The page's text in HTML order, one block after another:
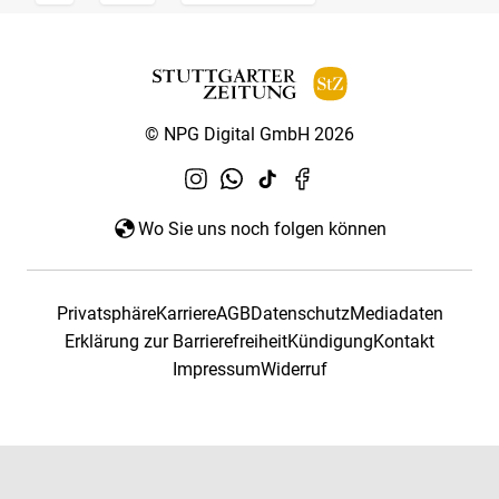
© NPG Digital GmbH 2026
Wo Sie uns noch folgen können
PrivatsphäreKarriereAGBDatenschutzMediadaten
Erklärung zur BarrierefreiheitKündigungKontakt
ImpressumWiderruf